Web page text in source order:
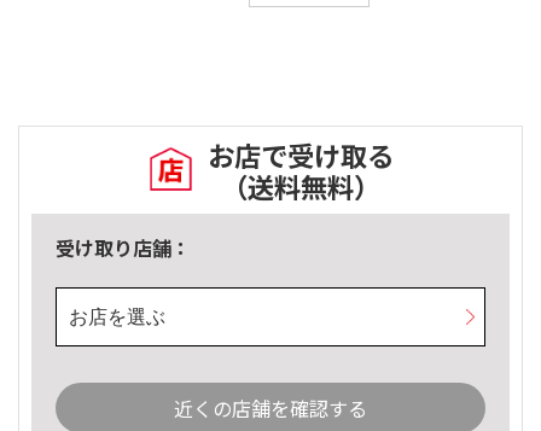
お店で受け取る
（送料無料）
受け取り店舗：
お店を選ぶ
近くの店舗を確認する